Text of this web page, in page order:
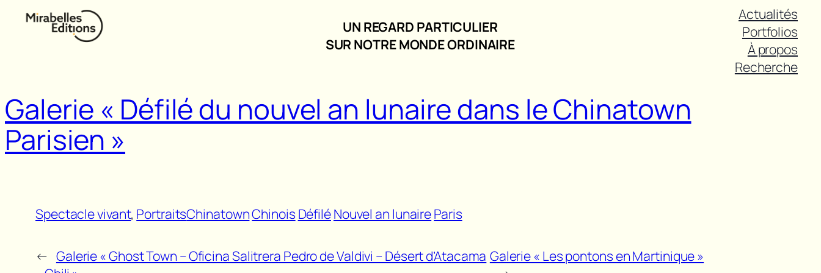
Aller
UN REGARD PARTICULIER
SUR NOTRE MONDE ORDINAIRE
Actualités
Portfolios
À propos
Recherche
Galerie « Défilé du nouvel an lunaire dans le Chinatown
Parisien »
Spectacle vivant, PortraitsChinatownChinois DéfiléNouvel an lunaireParis
← Galerie « Ghost Town – Oficina Salitrera Pedro de Valdivi – Désert d’Atacama Galerie « Les pontons en Martinique »